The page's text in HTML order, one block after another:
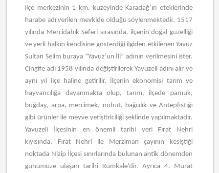
ilçe merkezinin 1 km. kuzeyinde Karadağ’ın eteklerinde
harabe adı verilen mevkide olduğu söylenmektedir. 1517
yılında Mercidabık Seferi sırasında, ilçenin doğal güzelliği
ve yerli halkın kendisine gösterdiği ilgiden etkilenen Yavuz
Sultan Selim buraya “Yavuz’un İli” adının verilmesini ister.
Cingife adı 1958 yılında değiştirilerek Yavuzeli adını alır ve
aynı yıl ilçe haline getirilir. İlçenin ekonomisi tarım ve
hayvancılığa dayanmakta olup, tarım, ilçede pamuk,
buğday, arpa, mercimek, nohut, bağcılık ve Antepfıstığı
gibi ürünler ile meyve yetiştiriciliği şeklinde yapılmaktadır.
Yavuzeli İlçesinin en önemli tarihi yeri Fırat Nehri
kıyısında, Fırat Nehri ile Merziman çayının kesiştiği
noktada Nizip İlçesi sınırlarında bulunan antik dönemden
günümüze ulaşan tarihi Rumkale’dir. Ayrıca 4. Murat